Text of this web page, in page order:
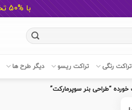
با %50 تخفیف اشتراک بخر
تراکت رنگی تراکت ریسو دیگر طرح ها
“طراحی بنر سوپرمارکت”